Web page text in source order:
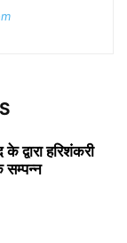
द्वारा हरिशंकरी
सम्पन्न